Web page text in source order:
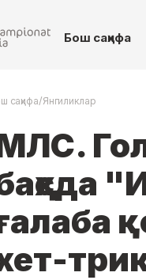
Бош саҳифа
саҳифа/Янгиликлар